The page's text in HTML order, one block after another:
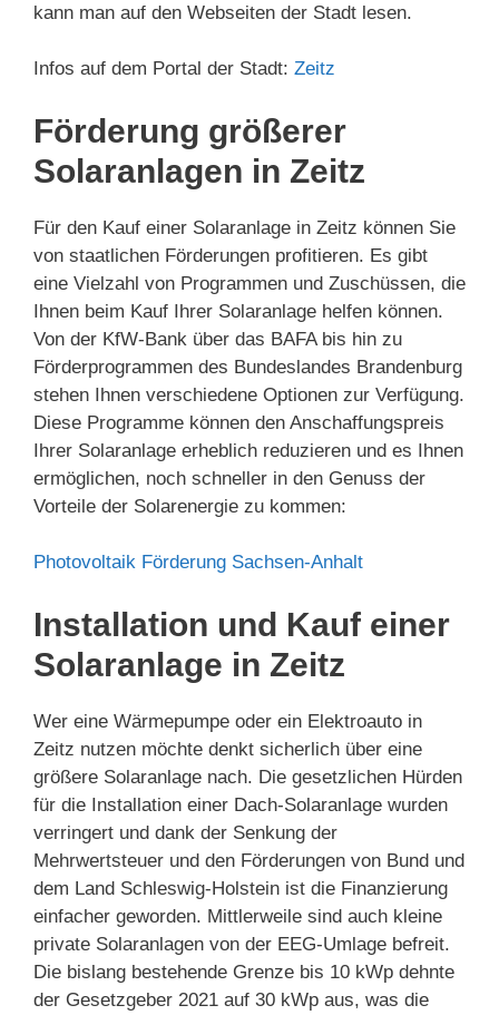
kann man auf den Webseiten der Stadt lesen.
Infos auf dem Portal der Stadt: Zeitz
Förderung größerer
Solaranlagen in Zeitz
Für den Kauf einer Solaranlage in Zeitz können Sie
von staatlichen Förderungen profitieren. Es gibt
eine Vielzahl von Programmen und Zuschüssen, die
Ihnen beim Kauf Ihrer Solaranlage helfen können.
Von der KfW-Bank über das BAFA bis hin zu
Förderprogrammen des Bundeslandes Brandenburg
stehen Ihnen verschiedene Optionen zur Verfügung.
Diese Programme können den Anschaffungspreis
Ihrer Solaranlage erheblich reduzieren und es Ihnen
ermöglichen, noch schneller in den Genuss der
Vorteile der Solarenergie zu kommen:
Photovoltaik Förderung Sachsen-Anhalt
Installation und Kauf einer
Solaranlage in Zeitz
Wer eine Wärmepumpe oder ein Elektroauto in
Zeitz nutzen möchte denkt sicherlich über eine
größere Solaranlage nach. Die gesetzlichen Hürden
für die Installation einer Dach-Solaranlage wurden
verringert und dank der Senkung der
Mehrwertsteuer und den Förderungen von Bund und
dem Land Schleswig-Holstein ist die Finanzierung
einfacher geworden. Mittlerweile sind auch kleine
private Solaranlagen von der EEG-Umlage befreit.
Die bislang bestehende Grenze bis 10 kWp dehnte
der Gesetzgeber 2021 auf 30 kWp aus, was die